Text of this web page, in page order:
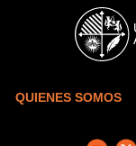
Skip to main content
QUIENES SOMOS